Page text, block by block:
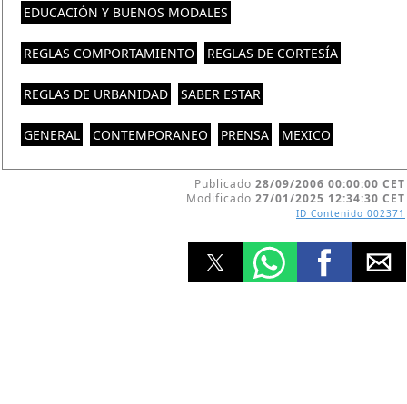
EDUCACIÓN Y BUENOS MODALES
REGLAS COMPORTAMIENTO REGLAS DE CORTESÍA
REGLAS DE URBANIDAD SABER ESTAR
GENERAL CONTEMPORANEO PRENSA MEXICO
Publicado 28/09/2006 00:00:00 CET
Modificado 27/01/2025 12:34:30 CET
ID Contenido 002371